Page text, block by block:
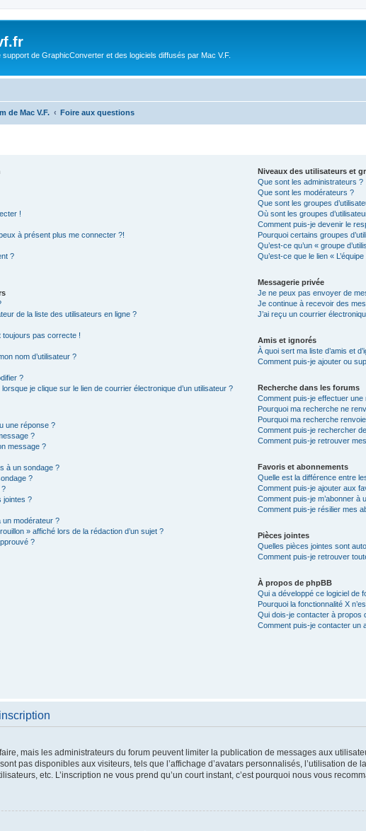
support de GraphicConverter et des logiciels diffusés par Mac V.F.
de Mac V.F. Foire aux questions
!
à présent plus me connecter ?!
?
de la liste des utilisateurs en ligne ?
toujours pas correcte !
nom d’utilisateur ?
?
je clique sur le lien de courrier électronique d’un utilisateur ?
une réponse ?
?
message ?
à un sondage ?
?
?
jointes ?
un modérateur ?
» affiché lors de la rédaction d’un sujet ?
?
Niveaux des utilisateurs et
Que sont les administrateurs ?
Que sont les modérateurs ?
Que sont les groupes
Où sont les groupes
Comment puis-je devenir le
Pourquoi certains groupes
Qu’est-ce qu’un « groupe
Qu’est-ce que le lien « L’équipe
Messagerie privée
Je ne peux pas envoyer de
Je continue à recevoir des
J’ai reçu un courrier
Amis et ignorés
À quoi sert ma liste d’amis et
Comment puis-je ajouter ou
Recherche dans les forums
Comment puis-je effectuer
Pourquoi ma recherche ne
Pourquoi ma recherche
Comment puis-je rechercher
Comment puis-je retrouver
Favoris et abonnements
Quelle est la différence entre
Comment puis-je ajouter aux
Comment puis-je m’abonner à
Comment puis-je résilier mes
Pièces jointes
Quelles pièces jointes sont
Comment puis-je retrouver
À propos de phpBB
Qui a développé ce logiciel de
Pourquoi la fonctionnalité X
Qui dois-je contacter à propos
Comment puis-je contacter un
mais les administrateurs du forum peuvent limiter la publication de messages aux
pas disponibles aux visiteurs, tels que l’affichage d’avatars personnalisés, l’utilisation de
etc. L’inscription ne vous prend qu’un court instant, c’est pourquoi nous vous